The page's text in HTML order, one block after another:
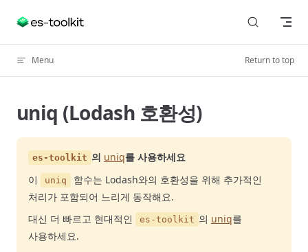
Skip to content
Menu Return to top
uniq (Lodash 호환성)
es-toolkit 의 uniq를 사용하세요
이
uniq
함수는 Lodash와의 호환성을 위해 추가적인
처리가 포함되어 느리게 동작해요.
대신 더 빠르고 현대적인
es-toolkit 의 uniq를
사용하세요.